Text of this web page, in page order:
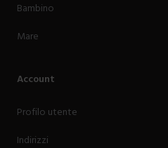
Bambino
Mare
Account
Profilo utente
Indirizzi